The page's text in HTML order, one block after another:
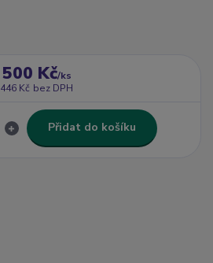
500 Kč/ks
446 Kč bez DPH
Přidat do košíku